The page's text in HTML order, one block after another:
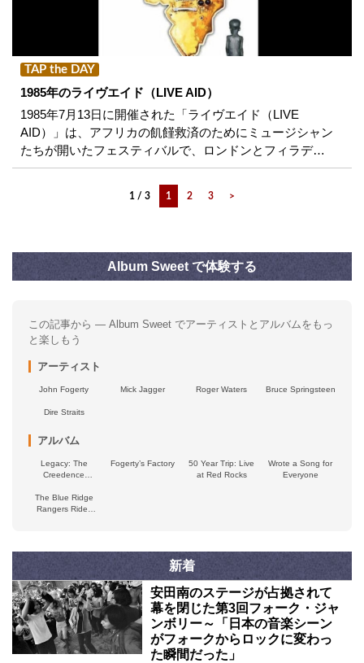
TAP the DAY
1985年のライヴエイド（LIVE AID）
1985年7月13日に開催された「ライヴエイド（LIVE
AID）」は、アフリカの飢饉救済のためにミュージシャン
たちが開いたフェスティバルで、ロンドンとフィラデ…
1 / 3 1 2 3 >
Album Sweet で体験する
この記事から — Album Sweet でアーティストとアルバムをもっ
と楽しもう
アーティスト
John Fogerty Mick Jagger Roger Waters Bruce Springsteen
Dire Straits
アルバム
Legacy: The
Creedence
Years (John’s
version)
Fogerty’s Factory
50 Year Trip: Live
at Red Rocks
Wrote a Song for
Everyone
The Blue Ridge
Rangers Rides
新着
安田南のステージが占拠されて
幕を閉じた第3回フォーク・ジャ
ンボリー～「日本の音楽シーン
がフォークからロックに変わっ
た瞬間だった」